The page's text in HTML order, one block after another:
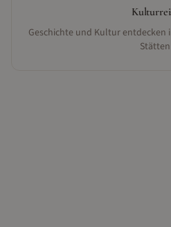
Geschichte und Kultur
Stätten